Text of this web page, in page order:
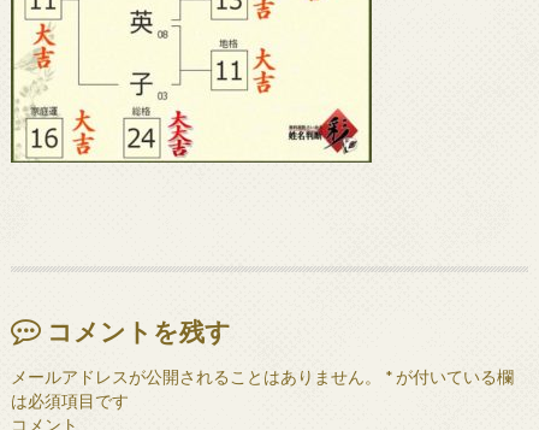
コメントを残す
メールアドレスが公開されることはありません。 *が付いている欄
は必須項目です
コメント